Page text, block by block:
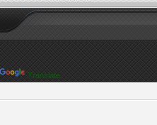
Translate